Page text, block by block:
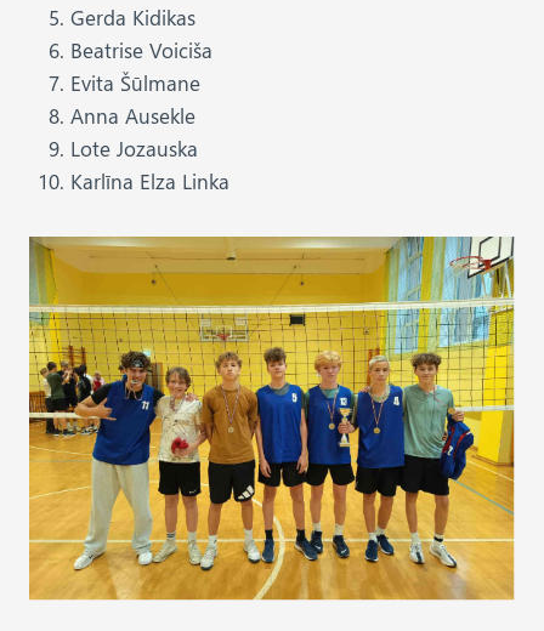
Gerda Kidikas
Beatrise Voiciša
Evita Šūlmane
Anna Ausekle
Lote Jozauska
Karlīna Elza Linka